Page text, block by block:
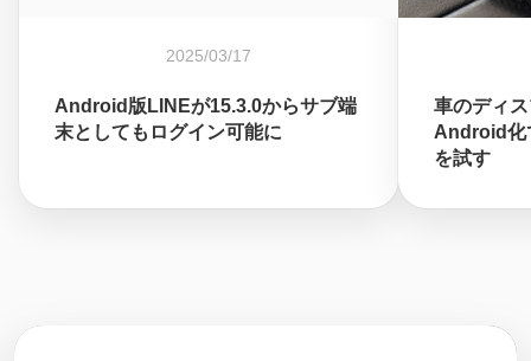
2025/03/17
Android版LINEが15.3.0からサブ端
末としてもログイン可能に
車のディ
Android化
を試す